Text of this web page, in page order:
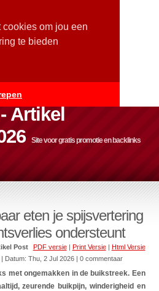
om jou een
te bieden
Artikel
Site voor gratis promotie en backlinks
eten je spijsvertering
ondersteunt
PDF versie| Print Versie| Html Versie
Post
| Datum:Thu, 2 Jul 2026 | 0 commentaar
met ongemakken in de buikstreek. Een
zeurende buikpijn, winderigheid en